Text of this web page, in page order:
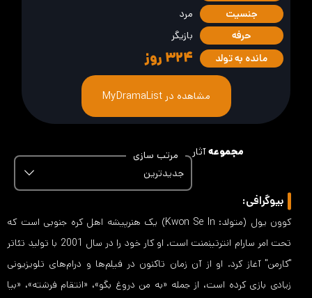
جنسیت
مرد
حرفه
بازیگر
مانده به تولد
۳۲۴ روز
مشاهده در MyDramaList
مجموعهآثار
مرتب سازی
جدیدترین
بیوگرافی:
کوون یول (متولد: Kwon Se In) یک هنرپیشه اهل کره جنوبی است که
تحت امر سارام ​​انترتینمنت است. او کار خود را در سال 2001 با تولید تئاتر
"کارمن" آغاز کرد. او از آن زمان تاکنون در فیلم‌ها و درام‌های تلویزیونی
زیادی بازی کرده است، از جمله «به من دروغ بگو»، «انتقام فرشته»، «بیا